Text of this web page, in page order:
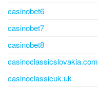
casinobet6
casinobet7
casinobet8
casinoclassicslovakia.com
casinoclassicuk.uk